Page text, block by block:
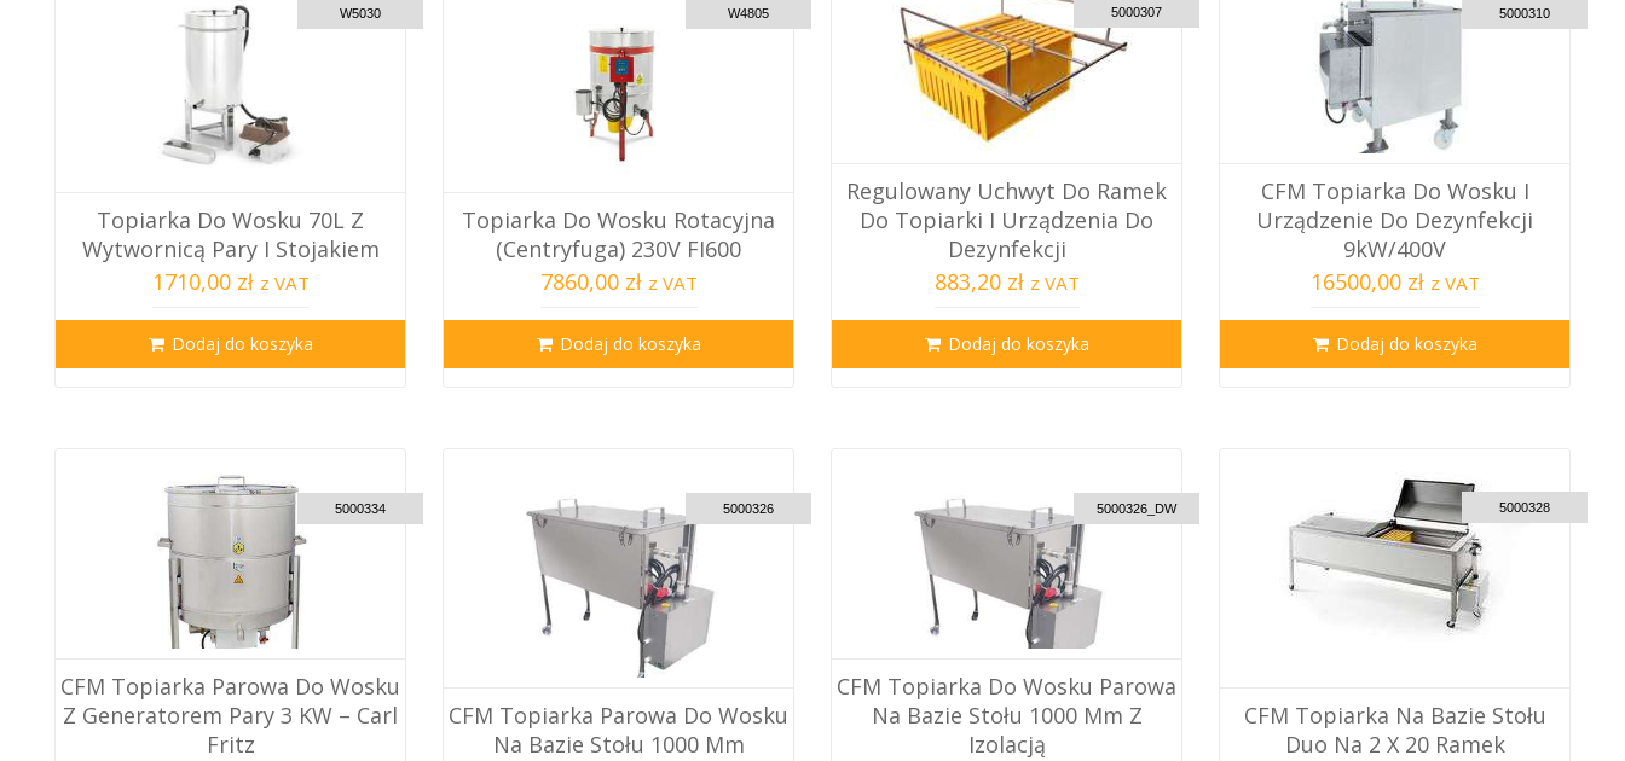
W5030
Topiarka Do Wosku 70L Z
Wytwornicą Pary I Stojakiem
1710,00 zł z VAT
Dodaj do koszyka
W4805
Topiarka Do Wosku Rotacyjna
(Centryfuga) 230V FI600
7860,00 zł z VAT
Dodaj do koszyka
5000307
Regulowany Uchwyt Do Ramek
Do Topiarki I Urządzenia Do
Dezynfekcji
883,20 zł z VAT
Dodaj do koszyka
5000310
CFM Topiarka Do Wosku I
Urządzenie Do Dezynfekcji
9kW/400V
16500,00 zł z VAT
Dodaj do koszyka
5000334
CFM Topiarka Parowa Do Wosku
Z Generatorem Pary 3 KW – Carl
Fritz
5000326
CFM Topiarka Parowa Do Wosku
Na Bazie Stołu 1000 Mm
5000326_DW
CFM Topiarka Do Wosku Parowa
Na Bazie Stołu 1000 Mm Z
Izolacją
CUSTOM DELIVERY
5000328
CFM Topiarka Na Bazie Stołu
Duo Na 2 X 20 Ramek